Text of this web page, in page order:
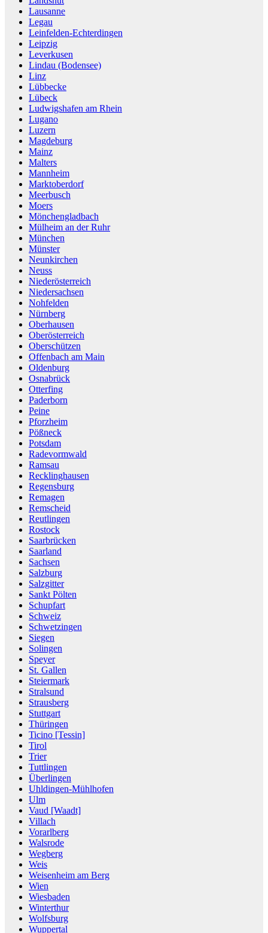
Lausanne
Legau
Leinfelden-Echterdingen
Leipzig
Leverkusen
Lindau (Bodensee)
Linz
Lübbecke
Lübeck
Ludwigshafen am Rhein
Lugano
Luzern
Magdeburg
Mainz
Malters
Mannheim
Marktoberdorf
Meerbusch
Moers
Mönchengladbach
Mülheim an der Ruhr
München
Münster
Neunkirchen
Neuss
Niederösterreich
Niedersachsen
Nohfelden
Nürnberg
Oberhausen
Oberösterreich
Oberschützen
Offenbach am Main
Oldenburg
Osnabrück
Otterfing
Paderborn
Peine
Pforzheim
Pößneck
Potsdam
Radevormwald
Ramsau
Recklinghausen
Regensburg
Remagen
Remscheid
Reutlingen
Rostock
Saarbrücken
Saarland
Sachsen
Salzburg
Salzgitter
Sankt Pölten
Schupfart
Schweiz
Schwetzingen
Siegen
Solingen
Speyer
St. Gallen
Steiermark
Stralsund
Strausberg
Stuttgart
Thüringen
Ticino [Tessin]
Tirol
Trier
Tuttlingen
Überlingen
Uhldingen-Mühlhofen
Ulm
Vaud [Waadt]
Villach
Vorarlberg
Walsrode
Wegberg
Weis
Weisenheim am Berg
Wien
Wiesbaden
Winterthur
Wolfsburg
Wuppertal